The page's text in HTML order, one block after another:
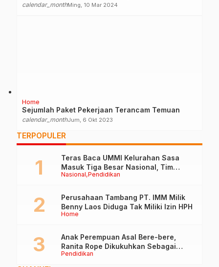
calendar_monthMing, 10 Mar 2024
Home
Sejumlah Paket Pekerjaan Terancam Temuan
calendar_monthJum, 6 Okt 2023
TERPOPULER
Nasional Pendidikan
Teras Baca UMMI Kelurahan Sasa
Masuk Tiga Besar Nasional, Tim
Penilai Lakukan Visitasi di Ternate
Home
Perusahaan Tambang PT. IMM Milik
Benny Laos Diduga Tak Miliki Izin HPH
Pendidikan
Anak Perempuan Asal Bere-bere,
Ranita Rope Dikukuhkan Sebagai
Guru Besar dan Rektor Ummu